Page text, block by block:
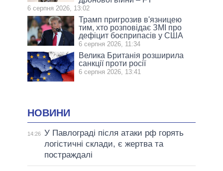
6 серпня 2026, 13:02
Трамп пригрозив в'язницею
тим, хто розповідає ЗМІ про
дефіцит боєприпасів у США
6 серпня 2026, 11:34
Велика Британія розширила
санкції проти росії
6 серпня 2026, 13:41
НОВИНИ
14:26 У Павлограді після атаки рф горять
логістичні склади, є жертва та
постраждалі